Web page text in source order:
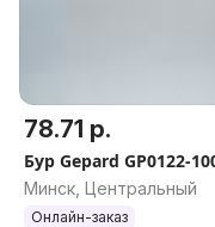
78.71 р.
Бур Gepard GP0122-
Минск, Центральный
Онлайн-заказ